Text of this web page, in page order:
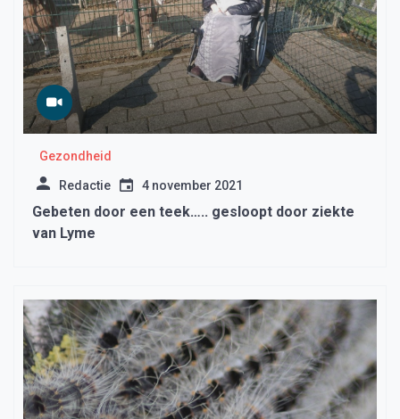
Gezondheid
Redactie 4 november 2021
Gebeten door een teek….. gesloopt door ziekte
van Lyme